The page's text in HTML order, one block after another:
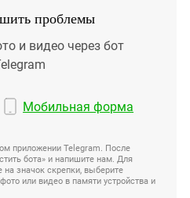
проблемы
и видео через бот
Мобильная форма
приложении Telegram. После
бота» и напишите нам. Для
значок скрепки, выберите
или видео в памяти устройства и